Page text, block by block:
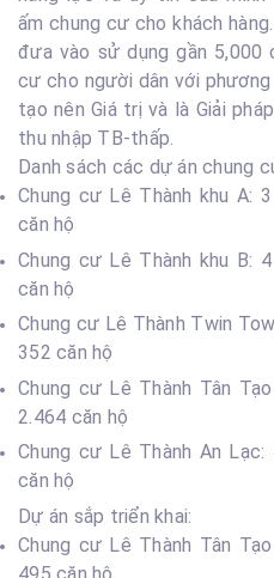
ấm chung cư cho khách
đưa vào sử dụng gần 5,000
cư cho người dân với
tạo nên Giá trị và là Giải
thu nhập TB-thấp.
Danh sách các dự án chung
Chung cư Lê Thành khu A:
căn hộ
Chung cư Lê Thành khu B:
căn hộ
Chung cư Lê Thành Twin
352 căn hộ
Chung cư Lê Thành Tân
2.464 căn hộ
Chung cư Lê Thành An
căn hộ
Dự án sắp triển khai:
Chung cư Lê Thành Tân